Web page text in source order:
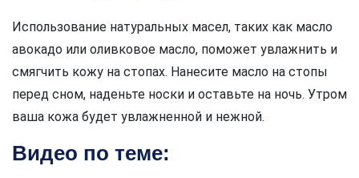
Использование натуральных масел, таких как масло
авокадо или оливковое масло, поможет увлажнить и
смягчить кожу на стопах. Нанесите масло на стопы
перед сном, наденьте носки и оставьте на ночь. Утром
ваша кожа будет увлажненной и нежной.
Видео по теме: